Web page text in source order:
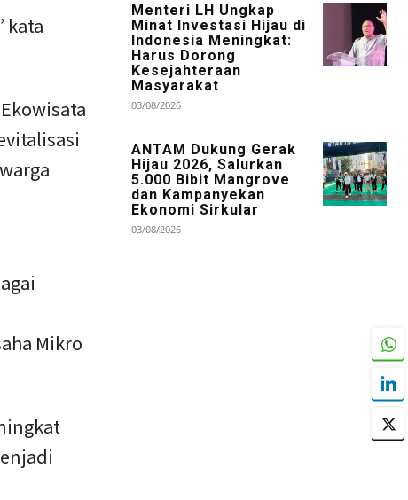
kata
Mikro
Menteri LH Ungkap
Minat Investasi Hijau di
Indonesia Meningkat:
Harus Dorong
Kesejahteraan
Masyarakat
03/08/2026
ANTAM Dukung Gerak
Hijau 2026, Salurkan
5.000 Bibit Mangrove
dan Kampanyekan
Ekonomi Sirkular
03/08/2026